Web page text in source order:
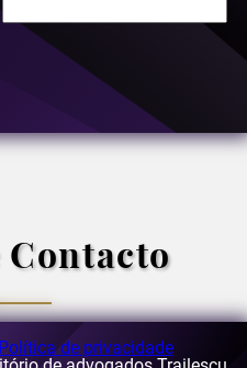
Contacto
Política de privacidade